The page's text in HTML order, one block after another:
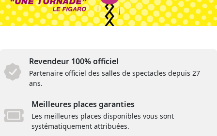
Revendeur 100% officiel
Partenaire officiel des salles de spectacles depuis 27
ans.
Meilleures places garanties
Les meilleures places disponibles vous sont
systématiquement attribuées.